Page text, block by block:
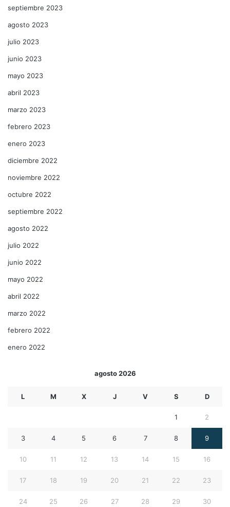
septiembre 2023
agosto 2023
julio 2023
junio 2023
mayo 2023
abril 2023
marzo 2023
febrero 2023
enero 2023
diciembre 2022
noviembre 2022
octubre 2022
septiembre 2022
agosto 2022
julio 2022
junio 2022
mayo 2022
abril 2022
marzo 2022
febrero 2022
enero 2022
agosto 2026
L M X J V S D
1 2
3 4 5 6 7 8 9
10 11 12 13 14 15 16
17 18 19 20 21 22 23
24 25 26 27 28 29 30